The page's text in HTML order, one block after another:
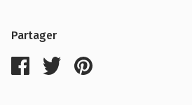
Partager